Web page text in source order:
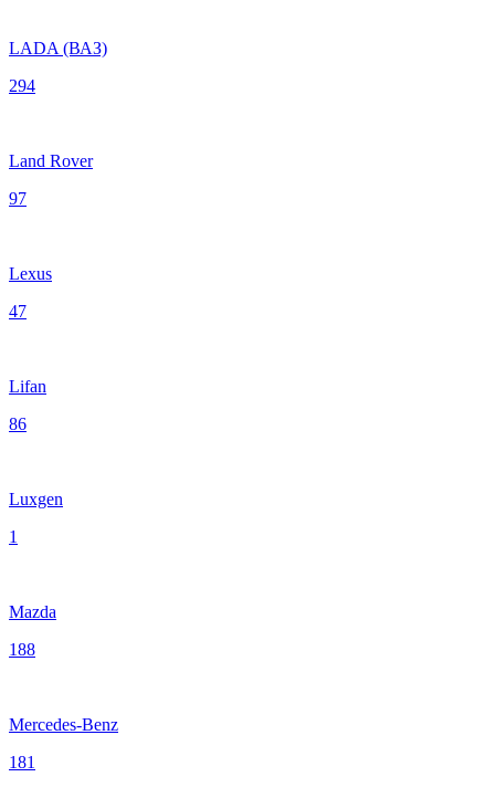
LADA (ВАЗ)
294
Land Rover
97
Lexus
47
Lifan
86
Luxgen
1
Mazda
188
Mercedes-Benz
181